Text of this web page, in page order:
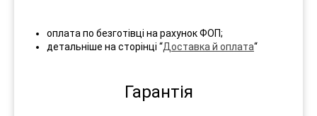
оплата по безготівці на рахунок ФОП;
детальніше на сторінці “Доставка й оплата“
Гарантія